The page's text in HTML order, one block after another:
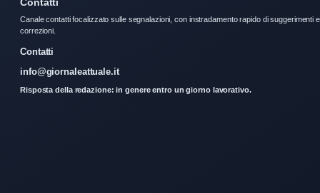
Canale contatti focalizzato sulle segnalazioni, con instradamento rapido di suggerimenti e
correzioni.
Contatti
info@giornaleattuale.it
Risposta della redazione: in genere entro un giorno lavorativo.